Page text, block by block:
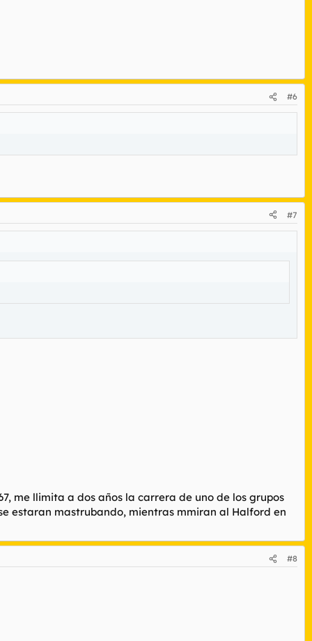
#6
#7
me llimita a dos años la carrera de uno de los grupos
estaran mastrubando, mientras mmiran al Halford en
#8